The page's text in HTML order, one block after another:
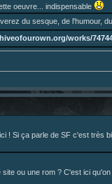
oeuvre... indispensable
du sesque, de l'humour,
works/74744
:https://x.com/
ligne les gens !
je viens de poster ma 1e
shoutbox !
caniculaire les amis !
! Si ça parle de SF c'est très
ou une rom ? C'est ici qu'on